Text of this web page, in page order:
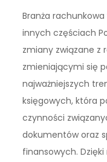
Branża
innych częściach
zmiany związane z
zmieniającymi się
najważniejszych
księgowych, która
czynności
dokumentów oraz
finansowych.